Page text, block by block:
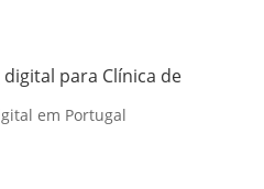
para Clínica de
em Portugal